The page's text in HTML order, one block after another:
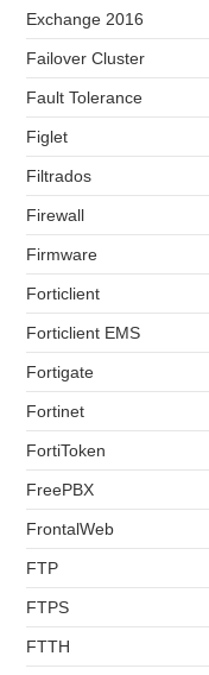
Exchange 2016
Failover Cluster
Fault Tolerance
Figlet
Filtrados
Firewall
Firmware
Forticlient
Forticlient EMS
Fortigate
Fortinet
FortiToken
FreePBX
FrontalWeb
FTP
FTPS
FTTH